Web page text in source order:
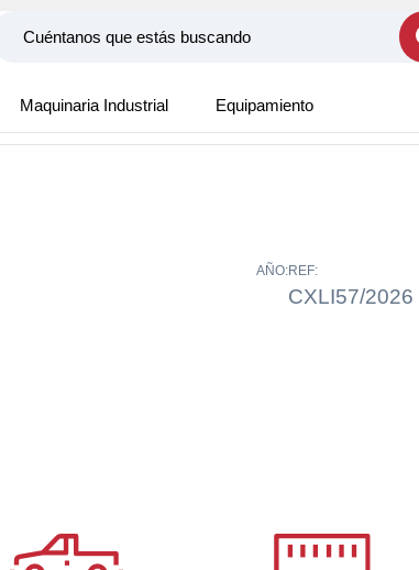
Maquinaria Industrial Equipamiento
AÑO:REF:
CXLI57/2026